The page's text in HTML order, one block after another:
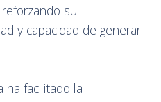
su
y capacidad de generar
ha facilitado la